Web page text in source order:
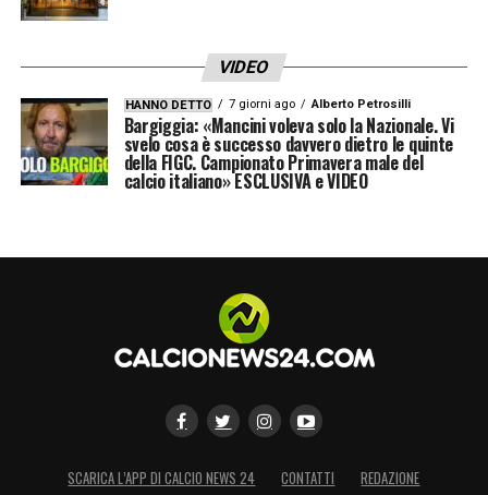
VIDEO
HANNO DETTO 7 giorni ago Alberto Petrosilli
Bargiggia: «Mancini voleva solo la Nazionale. Vi
svelo cosa è successo davvero dietro le quinte
della FIGC. Campionato Primavera male del
calcio italiano» ESCLUSIVA e VIDEO
SCARICA L’APP DI CALCIO NEWS 24 CONTATTI REDAZIONE